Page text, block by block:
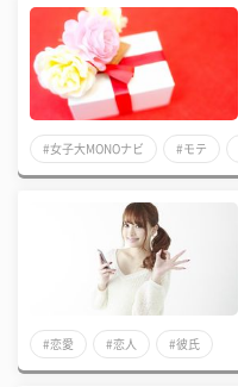
#女子大MONOナビ #モテ
#恋愛 #恋人 #彼氏